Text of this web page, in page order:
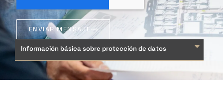
ENVIAR MENSAJE
Información básica sobre protección de datos